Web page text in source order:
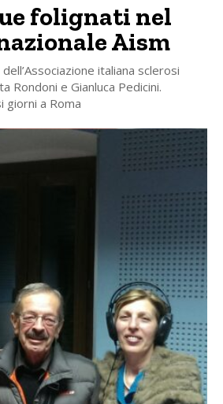
folignati nel
Aism
italiana sclerosi
Rondoni e Gianluca Pedicini.
giorni a Roma